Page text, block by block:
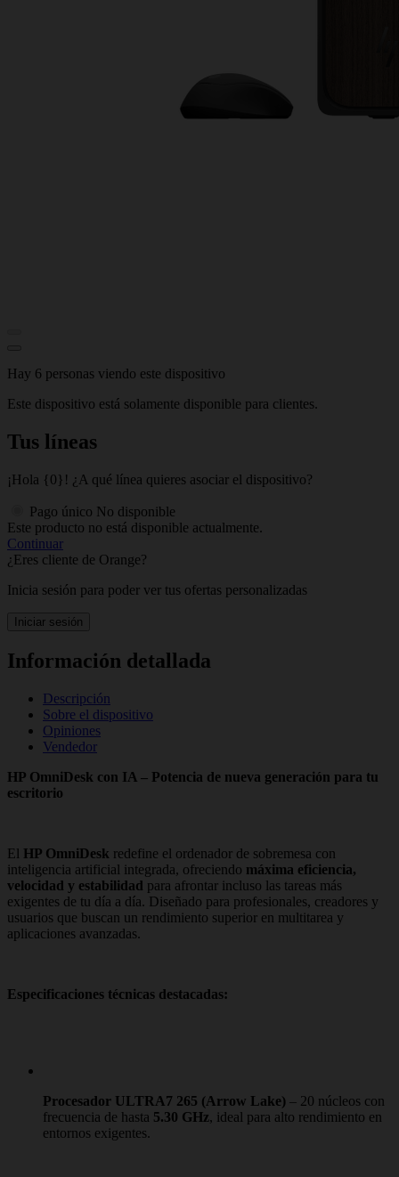
Hay 6 personas viendo este dispositivo
Este dispositivo está solamente disponible para clientes.
Tus líneas
¡Hola {0}! ¿A qué línea quieres asociar el dispositivo?
Pago único No disponible
Este producto no está disponible actualmente.
Continuar
¿Eres cliente de Orange?
Inicia sesión para poder ver tus ofertas personalizadas
Iniciar sesión
Información detallada
Descripción
Sobre el dispositivo
Opiniones
Vendedor
HP OmniDesk con IA – Potencia de nueva generación para tu
escritorio
El HP OmniDesk redefine el ordenador de sobremesa con
inteligencia artificial integrada, ofreciendo máxima eficiencia,
velocidad y estabilidad para afrontar incluso las tareas más
exigentes de tu día a día. Diseñado para profesionales, creadores y
usuarios que buscan un rendimiento superior en multitarea y
aplicaciones avanzadas.
Especificaciones técnicas destacadas:
Procesador ULTRA7 265 (Arrow Lake) – 20 núcleos con
frecuencia de hasta 5.30 GHz, ideal para alto rendimiento en
entornos exigentes.